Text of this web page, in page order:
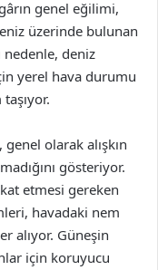
genel eğilimi,
üzerinde bulunan
nedenle, deniz
yerel hava durumu
olarak alışkın
gösteriyor.
etmesi gereken
havadaki nem
alıyor. Güneşin
için koruyucu